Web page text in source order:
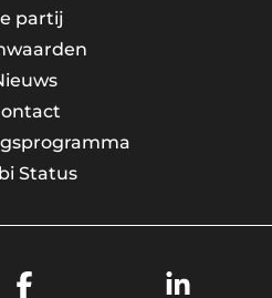
partij
Status